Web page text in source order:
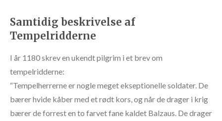
Samtidig beskrivelse af
Tempelridderne
I år 1180 skrev en ukendt pilgrim i et brev om
tempelridderne:
“Tempelherrerne er nogle meget ekseptionelle soldater. De
bærer hvide kåber med et rødt kors, og når de drager i krig
bærer de forrest en to farvet fane kaldet Balzaus. De drager